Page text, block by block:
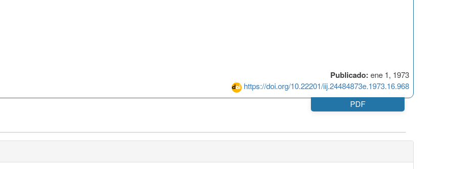
Publicado: ene 1, 1973
https://doi.org/10.22201/iij.24484873e.1973.16.968
PDF